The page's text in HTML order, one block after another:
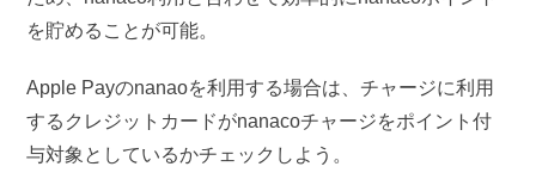
を貯めることが可能。
Apple Payのnanaoを利用する場合は、チャージに利用
するクレジットカードがnanacoチャージをポイント付
与対象としているかチェックしよう。